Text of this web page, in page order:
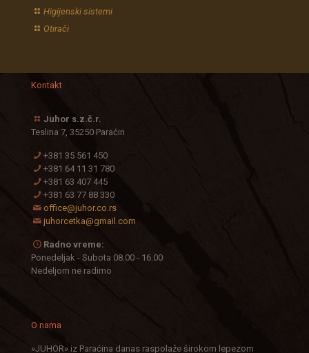
Higijenski sistemi
Otirači
Kontakt
Juhor s.z.č.r.
Teslina 7, 35250 Paraćin
+381 35 561 450
+381 64 11 31 780
+381 63 407 445
+381 63 77 88 330
office@juhor.co.rs
juhorcetka@gmail.com
Radno vreme:
Ponedeljak - Subota 08.00 - 16.00
Nedeljom ne radimo
O nama
»JUHOR» iz Paraćina danas raspolaže širokom lepezom